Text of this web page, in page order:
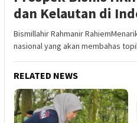
dan Kelautan di
Bismillahir Rahmanir
nasional yang akan membahas
RELATED NEWS